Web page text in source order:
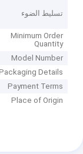
تسليط الضوء
Minimum Order
Quantity
Model Number
Details
Payment Terms
Place of Origin